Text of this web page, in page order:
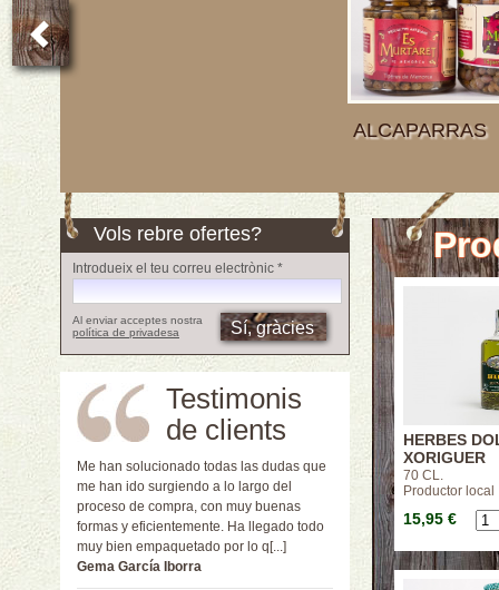
ALCAPARRAS
Vols rebre ofertes?
Introdueix el teu correu electrònic *
Al enviar acceptes nostra
política de privadesa
Testimonis
de clients
Me han solucionado todas las dudas que
me han ido surgiendo a lo largo del
proceso de compra, con muy buenas
formas y eficientemente. Ha llegado todo
muy bien empaquetado por lo q[...]
Gema García Iborra
HERBES
XORIGUER
70 CL.
Productor local
15,95 €